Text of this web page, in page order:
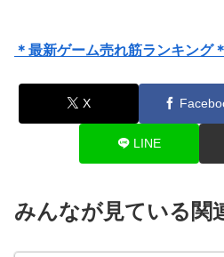
＊最新ゲーム売れ筋ランキング＊
X
LINE
みんなが見ている関